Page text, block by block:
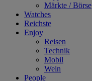
Märkte / Börse
Watches
Reichste
Enjoy
Reisen
Technik
Mobil
Wein
People